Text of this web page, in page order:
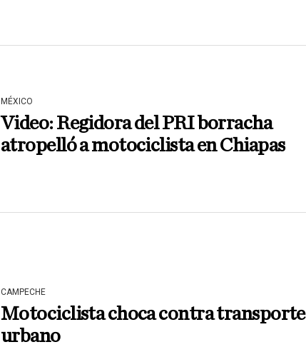
MÉXICO
Video: Regidora del PRI borracha
atropelló a motociclista en Chiapas
CAMPECHE
Motociclista choca contra transporte
urbano